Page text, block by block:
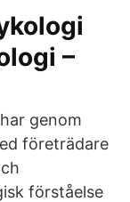
–
genom
företrädare
förståelse